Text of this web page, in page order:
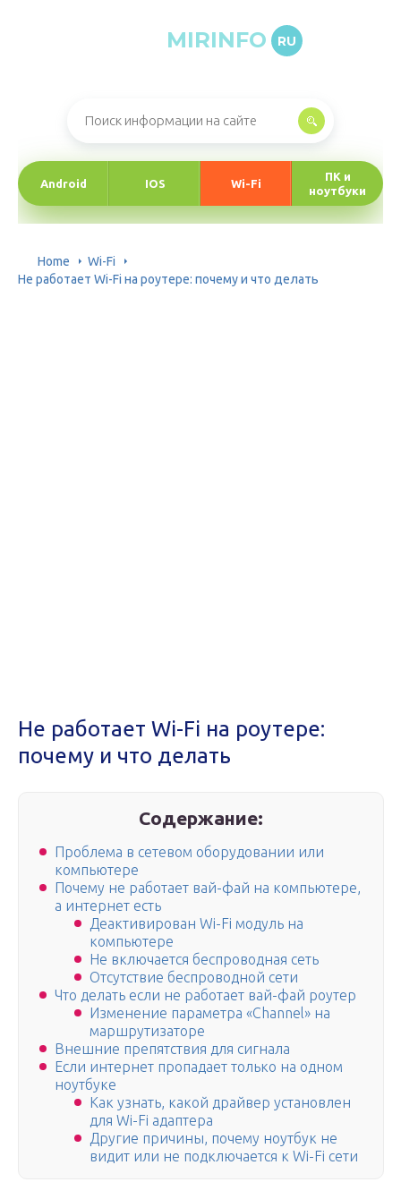
MIRINFO RU
Android IOS Wi-Fi
ПК и
ноутбуки
Home
Wi-Fi
Не работает Wi-Fi на роутере: почему и что делать
Не работает Wi-Fi на роутере:
почему и что делать
Содержание:
Проблема в сетевом оборудовании или
компьютере
Почему не работает вай-фай на компьютере,
а интернет есть
Деактивирован Wi-Fi модуль на
компьютере
Не включается беспроводная сеть
Отсутствие беспроводной сети
Что делать если не работает вай-фай роутер
Изменение параметра «Channel» на
маршрутизаторе
Внешние препятствия для сигнала
Если интернет пропадает только на одном
ноутбуке
Как узнать, какой драйвер установлен
для Wi-Fi адаптера
Другие причины, почему ноутбук не
видит или не подключается к Wi-Fi сети